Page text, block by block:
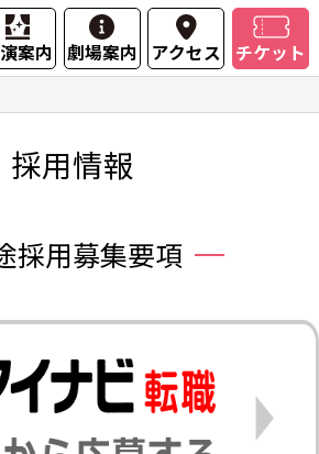
案内 劇場案内 アクセス チケット
採用情報
採用募集要項